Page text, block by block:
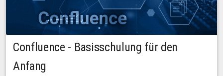
Confluence - Basisschulung für den
Anfang